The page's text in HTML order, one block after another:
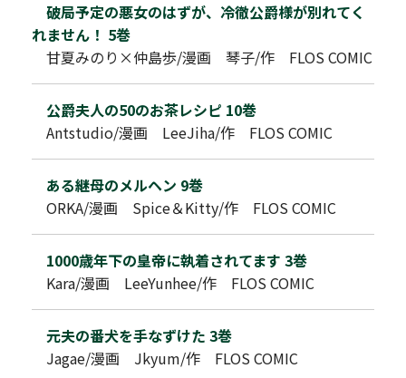
破局予定の悪女のはずが、冷徹公爵様が別れてく
れません！ 5巻
甘夏みのり×仲島歩/漫画 琴子/作 FLOS COMIC
公爵夫人の50のお茶レシピ 10巻
Antstudio/漫画 LeeJiha/作 FLOS COMIC
ある継母のメルヘン 9巻
ORKA/漫画 Spice＆Kitty/作 FLOS COMIC
1000歳年下の皇帝に執着されてます 3巻
Kara/漫画 LeeYunhee/作 FLOS COMIC
元夫の番犬を手なずけた 3巻
Jagae/漫画 Jkyum/作 FLOS COMIC